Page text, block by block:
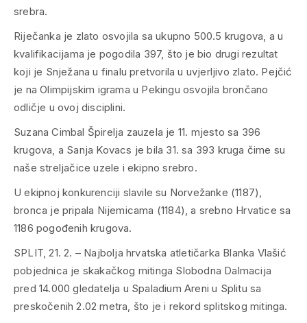
srebra.
Riječanka je zlato osvojila sa ukupno 500.5 krugova, a u
kvalifikacijama je pogodila 397, što je bio drugi rezultat
koji je Snježana u finalu pretvorila u uvjerljivo zlato. Pejčić
je na Olimpijskim igrama u Pekingu osvojila brončano
odličje u ovoj disciplini.
Suzana Cimbal Špirelja zauzela je 11. mjesto sa 396
krugova, a Sanja Kovacs je bila 31. sa 393 kruga čime su
naše streljačice uzele i ekipno srebro.
U ekipnoj konkurenciji slavile su Norvežanke (1187),
bronca je pripala Nijemicama (1184), a srebno Hrvatice sa
1186 pogođenih krugova.
SPLIT, 21. 2. – Najbolja hrvatska atletičarka Blanka Vlašić
pobjednica je skakačkog mitinga Slobodna Dalmacija
pred 14.000 gledatelja u Spaladium Areni u Splitu sa
preskočenih 2.02 metra, što je i rekord splitskog mitinga.